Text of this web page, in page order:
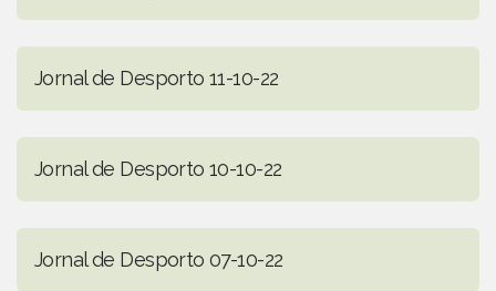
Jornal de Desporto 11-10-22
Jornal de Desporto 10-10-22
Jornal de Desporto 07-10-22